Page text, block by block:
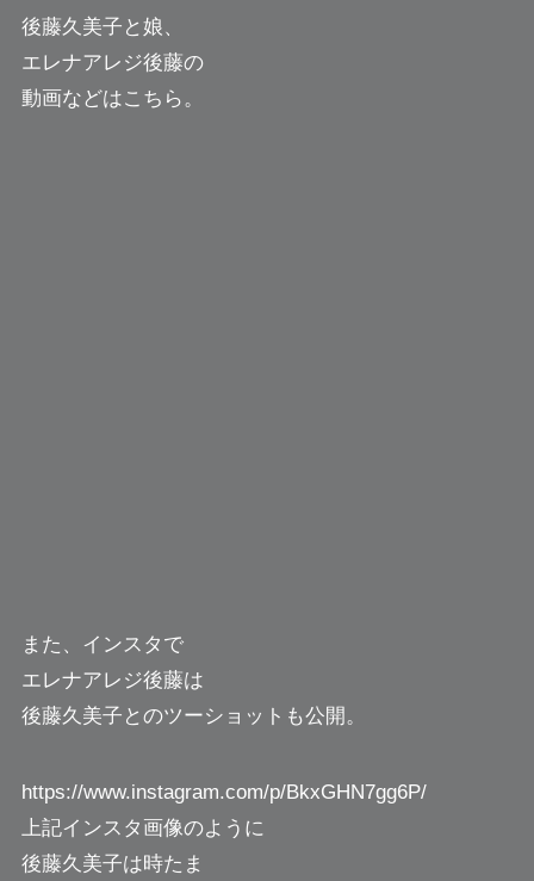
後藤久美子と娘、
エレナアレジ後藤の
動画などはこちら。
また、インスタで
エレナアレジ後藤は
後藤久美子とのツーショットも公開。
https://www.instagram.com/p/BkxGHN7gg6P/
上記インスタ画像のように
後藤久美子は時たま